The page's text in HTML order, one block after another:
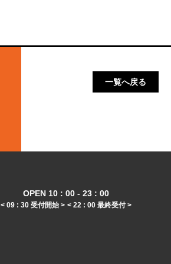
一覧へ戻る
OPEN 10 : 00 - 23 : 00
< 09 : 30 受付開始 > < 22 : 00 最終受付 >